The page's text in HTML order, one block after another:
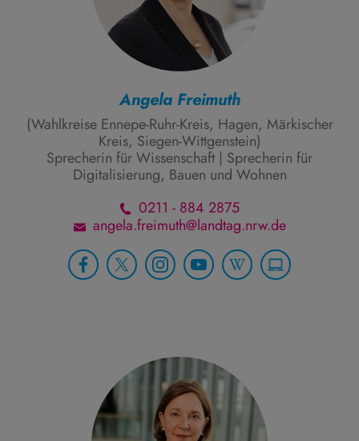
Angela Freimuth
(Wahlkreise Ennepe-Ruhr-Kreis, Hagen, Märkischer
Kreis, Siegen-Wittgenstein)
Sprecherin für Wissenschaft | Sprecherin für
Digitalisierung, Bauen und Wohnen
0211 - 884 2875
angela.freimuth@landtag.nrw.de